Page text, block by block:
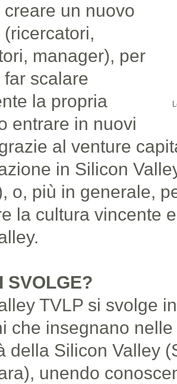
un nuovo
(ricercatori,
manager), per
scalare
la propria
entrare in nuovi
al venture
in Silicon
o, più in generale,
la cultura vincente
SVOLGE?
TVLP si svolge
che insegnano
della Silicon Valley
unendo